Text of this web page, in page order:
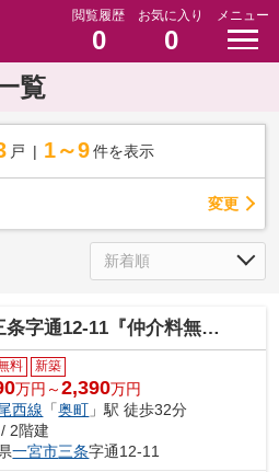
閲覧履歴
0
お気に入り
0
メニュー
覧
戸 1～9 件を表示
変更
通12-11『仲介料無料』新築戸建て
料 新築
万円～2,390万円
西線 「奥町 」駅 徒歩32分
2階建
一宮市三条字通12-11